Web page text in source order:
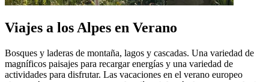
Viajes a los Alpes en Verano
Bosques y laderas de montaña, lagos y cascadas. Una variedad de
magníficos paisajes para recargar energías y una variedad de
actividades para disfrutar. Las vacaciones en el verano europeo